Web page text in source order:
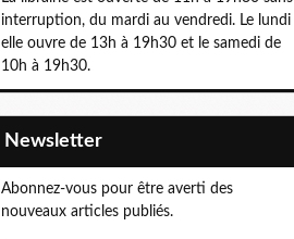
interruption, du mardi au vendredi. Le lundi
elle ouvre de 13h à 19h30 et le samedi de
10h à 19h30.
Newsletter
Abonnez-vous pour être averti des
nouveaux articles publiés.